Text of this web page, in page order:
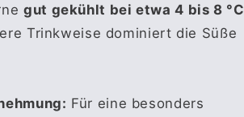
gut gekühlt bei etwa 4 bis 8 °C
Trinkweise dominiert die Süße
Für eine besonders